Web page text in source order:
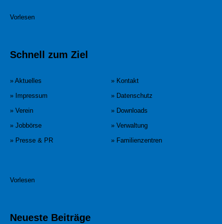
Vorlesen
Schnell zum Ziel
» Aktuelles
» Kontakt
» Impressum
» Datenschutz
» Verein
» Downloads
» Jobbörse
» Verwaltung
» Presse & PR
» Familienzentren
Vorlesen
Neueste Beiträge